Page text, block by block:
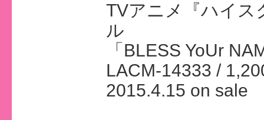
TVアニメ『ハイス
ル
「BLESS YoUr
LACM-14333 /
2015.4.15 on sale